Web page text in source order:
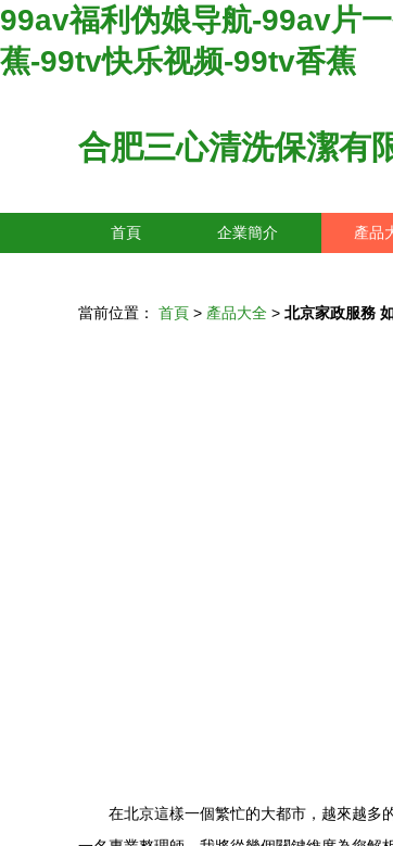
99av福利伪娘导航-99av片
蕉-99tv快乐视频-99tv香蕉
合肥三心清洗保潔有
首頁 企業簡介 產品
當前位置： 首頁 > 產品大全 > 北京家政服務
在北京這樣一個繁忙的大都市，越來越多